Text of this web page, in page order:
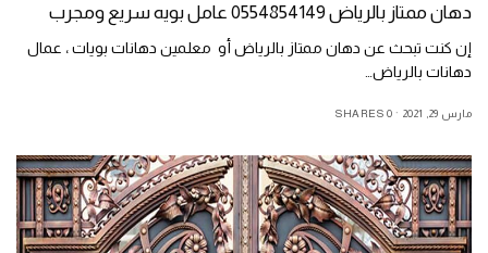
دهان ممتاز بالرياض 0554854149 عامل بويه سريع ومجرب
إن كنت تبحث عن دهان ممتاز بالرياض أو معلمين دهانات بويات ، عمال
دهانات بالرياض…
مارس 29, 2021 0 SHARES